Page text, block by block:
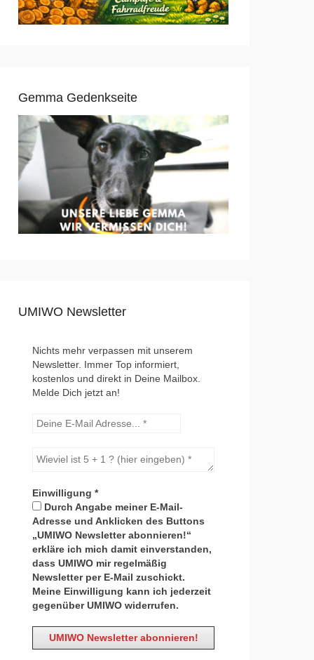
Gemma Gedenkseite
UMIWO Newsletter
Nichts mehr verpassen mit unserem
Newsletter. Immer Top informiert,
kostenlos und direkt in Deine Mailbox.
Melde Dich jetzt an!
Einwilligung *
Durch Angabe meiner E-Mail-
Adresse und Anklicken des Buttons
„UMIWO Newsletter abonnieren!“
erkläre ich mich damit einverstanden,
dass UMIWO mir regelmäßig
Newsletter per E-Mail zuschickt.
Meine Einwilligung kann ich jederzeit
gegenüber UMIWO widerrufen.